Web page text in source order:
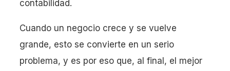
contabilidad.
Cuando un negocio crece y se vuelve
grande, esto se convierte en un serio
problema, y es por eso que, al final, el mejor